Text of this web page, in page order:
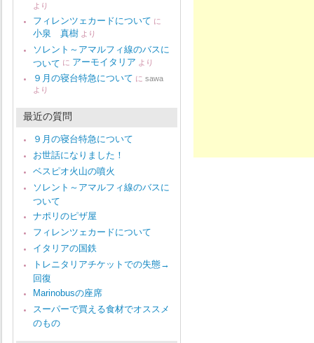
より
フィレンツェカードについて に
小泉 真樹 より
ソレント～アマルフィ線のバスに
ついて に アーモイタリア より
９月の寝台特急について に sawa
より
最近の質問
９月の寝台特急について
お世話になりました！
ベスピオ火山の噴火
ソレント～アマルフィ線のバスに
ついて
ナポリのピザ屋
フィレンツェカードについて
イタリアの国鉄
トレニタリアチケットでの失態→
回復
Marinobusの座席
スーパーで買える食材でオススメ
のもの